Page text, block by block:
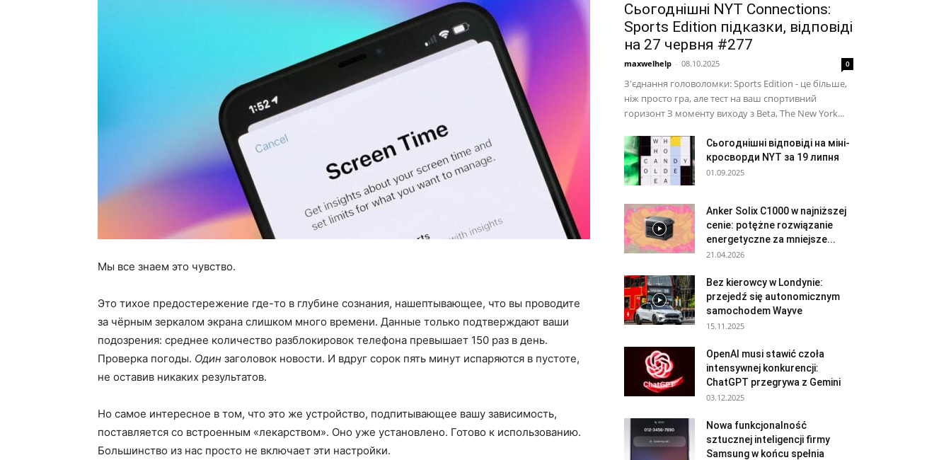
Мы все знаем это чувство.
Это тихое предостережение где-то в глубине сознания, нашептывающее, что вы проводите
за чёрным зеркалом экрана слишком много времени. Данные только подтверждают ваши
подозрения: среднее количество разблокировок телефона превышает 150 раз в день.
Проверка погоды. Один заголовок новости. И вдруг сорок пять минут испаряются в пустоте,
не оставив никаких результатов.
Но самое интересное в том, что это же устройство, подпитывающее вашу зависимость,
поставляется со встроенным «лекарством». Оно уже установлено. Готово к использованию.
Большинство из нас просто не включает эти настройки.
Сьогоднішні NYT Connections:
Sports Edition підказки, відповіді
на 27 червня #277
maxwelhelp - 08.10.2025 0
З'єднання головоломки: Sports Edition - це більше,
ніж просто гра, але тест на ваш спортивний
горизонт З моменту виходу з Beta, The New York...
Сьогоднішні відповіді на міні-
кросворди NYT за 19 липня
01.09.2025
Anker Solix C1000 w najniższej
cenie: potężne rozwiązanie
energetyczne za mniejsze...
21.04.2026
Bez kierowcy w Londynie:
przejedź się autonomicznym
samochodem Wayve
15.11.2025
OpenAI musi stawić czoła
intensywnej konkurencji:
ChatGPT przegrywa z Gemini
03.12.2025
Nowa funkcjonalność
sztucznej inteligencji firmy
Samsung w końcu spełnia